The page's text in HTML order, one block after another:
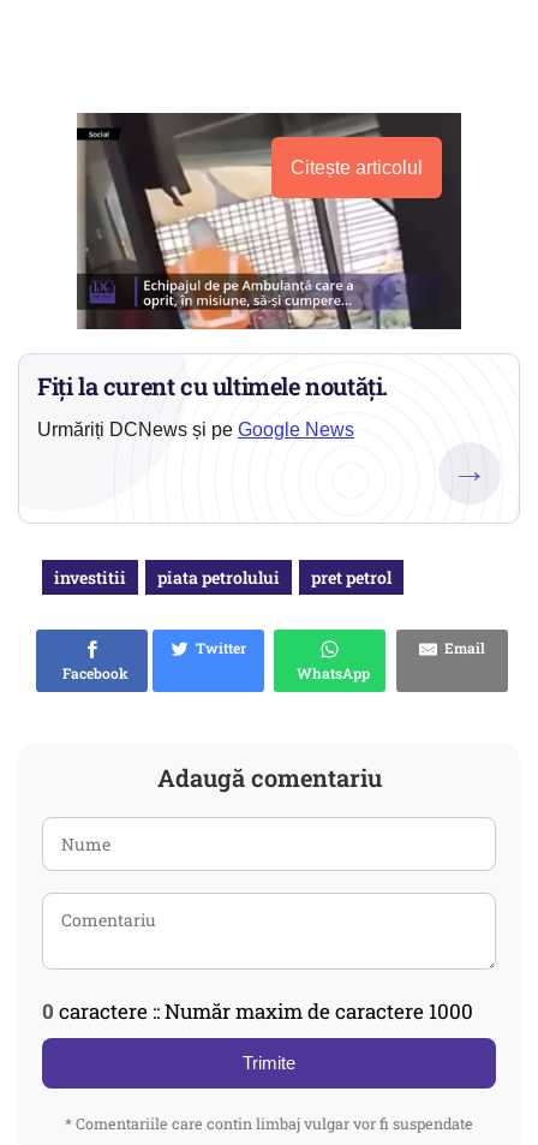
Citește articolul
Fiți la curent cu ultimele noutăți.
Urmăriți DCNews și pe Google News
→
investitii piata petrolului pret petrol
Facebook
Twitter
WhatsApp
Email
Adaugă comentariu
0 caractere :: Număr maxim de caractere 1000
Trimite
* Comentariile care contin limbaj vulgar vor fi suspendate